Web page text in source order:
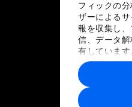
フィックの
ザーによる
報を収集し
信、データ
有しています
ユーザーが
報や各パート
に収集され
トナーによっ